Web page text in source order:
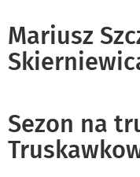
Mariusz
Sezon na